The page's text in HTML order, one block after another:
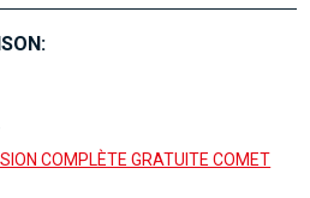
COMPLÈTE GRATUITE COMET